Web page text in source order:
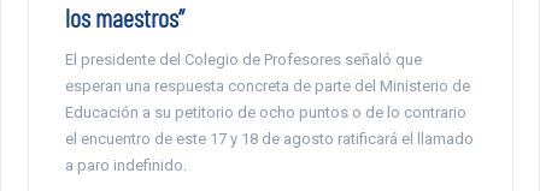
los maestros”
El presidente del Colegio de Profesores señaló que
esperan una respuesta concreta de parte del Ministerio de
Educación a su petitorio de ocho puntos o de lo contrario
el encuentro de este 17 y 18 de agosto ratificará el llamado
a paro indefinido.